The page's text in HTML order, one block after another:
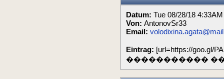
Datum: Tue 08/28/18 4:33AM
Von: AntonovSr33
Email:
Eintrag: [url=https://
�����������